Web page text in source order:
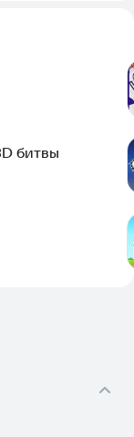
битвы